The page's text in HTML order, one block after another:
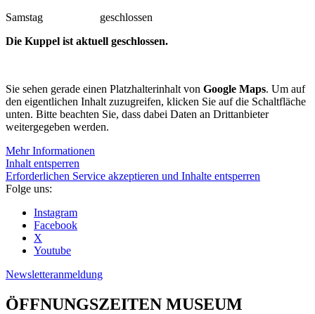
Samstag
geschlossen
Die Kuppel ist aktuell geschlossen.
Sie sehen gerade einen Platzhalterinhalt von Google Maps. Um auf
den eigentlichen Inhalt zuzugreifen, klicken Sie auf die Schaltfläche
unten. Bitte beachten Sie, dass dabei Daten an Drittanbieter
weitergegeben werden.
Mehr Informationen
Inhalt entsperren
Erforderlichen Service akzeptieren und Inhalte entsperren
Folge uns:
Instagram
Facebook
X
Youtube
Newsletteranmeldung
ÖFFNUNGSZEITEN MUSEUM